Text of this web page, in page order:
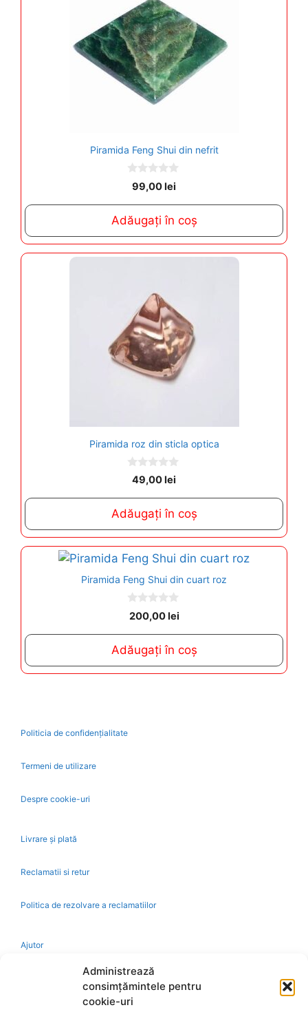
Administrează
consimțămintele pentru
cookie-uri
Piramida Feng Shui din nefrit
o
5
99,00lei
Adăugați în coș
Piramida roz din sticla optica
o
o
5
49,00lei
Adăugați în coș
Piramida Feng Shui din cuart roz
0
o
o
5
200,00lei
Adăugați în coș
Politicia de confidențialitate
Termeni de utilizare
Despre cookie-uri
Livrare și plată
Reclamatii si retur
Politica de rezolvare a reclamatiilor
Ajutor